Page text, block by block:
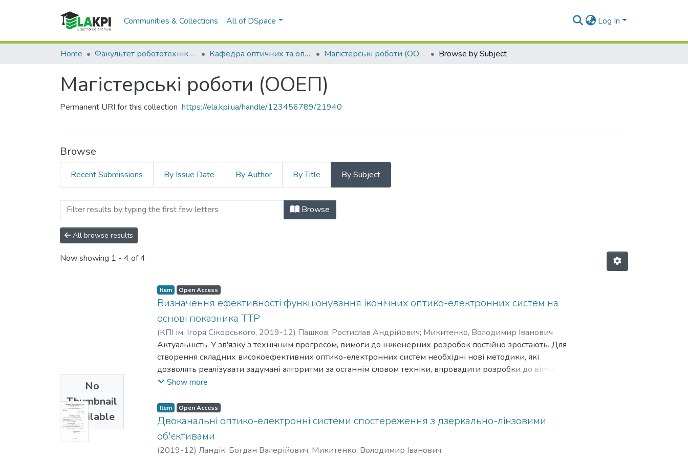
Communities & Collections All of DSpace Log In
Home Факультет робототехніки та приладобудування (ФРП) Кафедра оптичних та оптико-електронних приладів (ООЕП) Магістерські роботи (ООЕП) Browse by Subject
Магістерські роботи (ООЕП)
Permanent URI for this collection https://ela.kpi.ua/handle/123456789/21940
Browse
Recent Submissions By Issue Date By Author By Title By Subject
Browsing Магістерські роботи (ООЕП) by Subject "621.384"
Browse
All browse results
Now showing 1 - 4 of 4
No
Thumbnail
Available
Item Open Access
Визначення ефективності функціонування іконічних оптико-електронних систем на
основі показника ТТР
(КПІ ім. Ігоря Сікорського, 2019-12) Пашков, Ростислав Андрійович; Микитенко, Володимир Іванович
Актуальність. У зв'язку з технічним прогресом, вимоги до інженерних розробок постійно зростають. Для
створення складних високоефективних оптико-електронних систем необхідні нові методики, які
дозволять реалізувати задумані алгоритми за останнім словом техніки, впровадити розробки до вітчизняної
промисловості та вийти на міжнародний ринок.
вихідного зображення високої якості.
Запропонована методика, створена на основі критеріїв TTP, вирішує проблему підвищення ефективності
функціонування іконічних ОЕС.
Методики, що існували раніше, створені Колтманом і Джонсоном, які знаходять своє широке застосування
упродовж більше 50 років, ґрунтувалися на суб'єктивному оцінюванні алгоритму перетворення даних, що
Show more
Item Open Access
Двоканальні оптико-електронні системи спостереження з дзеркально-лінзовими
об'єктивами
(2019-12) Ландік, Богдан Валерійович; Микитенко, Володимир Іванович